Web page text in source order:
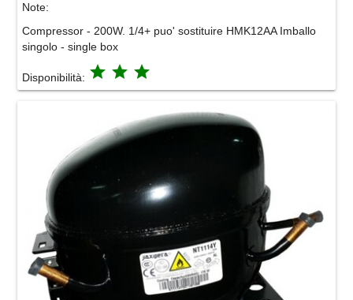
Note:
Compressor - 200W. 1/4+ puo' sostituire HMK12AA Imballo
singolo - single box
Disponibilità: grade grade grade